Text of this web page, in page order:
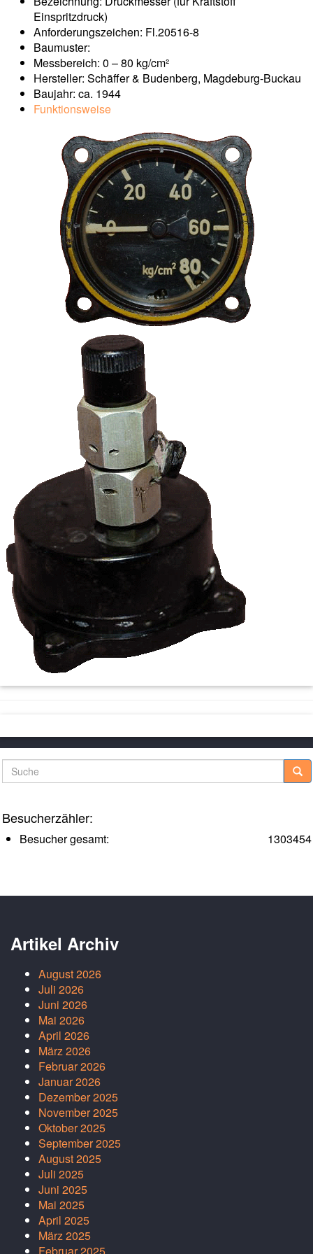
Einspritzdruck)
Anforderungszeichen: Fl.20516-8
Baumuster:
Messbereich: 0 – 80 kg/cm²
Hersteller: Schäffer & Budenberg, Magdeburg-Buckau
Baujahr: ca. 1944
Funktionsweise
Suche
Besucherzähler:
1303454
Besucher gesamt:
Artikel Archiv
August 2026
Juli 2026
Juni 2026
Mai 2026
April 2026
März 2026
Februar 2026
Januar 2026
Dezember 2025
November 2025
Oktober 2025
September 2025
August 2025
Juli 2025
Juni 2025
Mai 2025
April 2025
März 2025
Februar 2025